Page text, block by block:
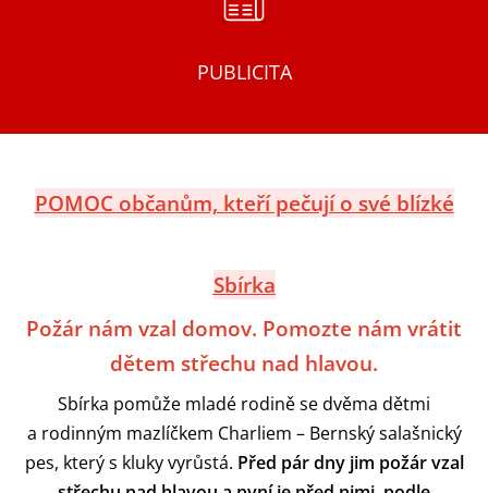
PUBLICITA
POMOC občanům, kteří pečují o své blízké
Sbírka
Požár nám vzal domov. Pomozte nám vrátit
dětem střechu nad hlavou.
Sbírka pomůže mladé rodině se dvěma dětmi
a rodinným mazlíčkem Charliem – Bernský salašnický
pes, který s kluky vyrůstá. Před pár dny jim požár vzal